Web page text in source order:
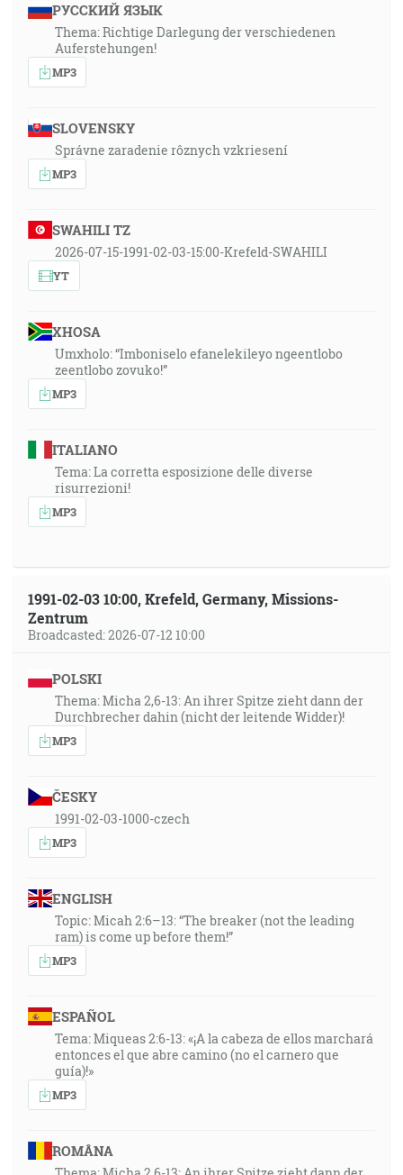
РУССКИЙ ЯЗЫК
Thema: Richtige Darlegung der verschiedenen
Auferstehungen!
MP3
SLOVENSKY
Správne zaradenie rôznych vzkriesení
MP3
SWAHILI TZ
2026-07-15-1991-02-03-15:00-Krefeld-SWAHILI
YT
XHOSA
Umxholo: “Imboniselo efanelekileyo ngeentlobo
zeentlobo zovuko!”
MP3
ITALIANO
Tema: La corretta esposizione delle diverse
risurrezioni!
MP3
1991-02-03 10:00, Krefeld, Germany, Missions-
Zentrum
Broadcasted: 2026-07-12 10:00
POLSKI
Thema: Micha 2,6-13: An ihrer Spitze zieht dann der
Durchbrecher dahin (nicht der leitende Widder)!
MP3
ČESKY
1991-02-03-1000-czech
MP3
ENGLISH
Topic: Micah 2:6–13: “The breaker (not the leading
ram) is come up before them!”
MP3
ESPAÑOL
Tema: Miqueas 2:6-13: «¡A la cabeza de ellos marchará
entonces el que abre camino (no el carnero que
guía)!»
MP3
ROMÂNA